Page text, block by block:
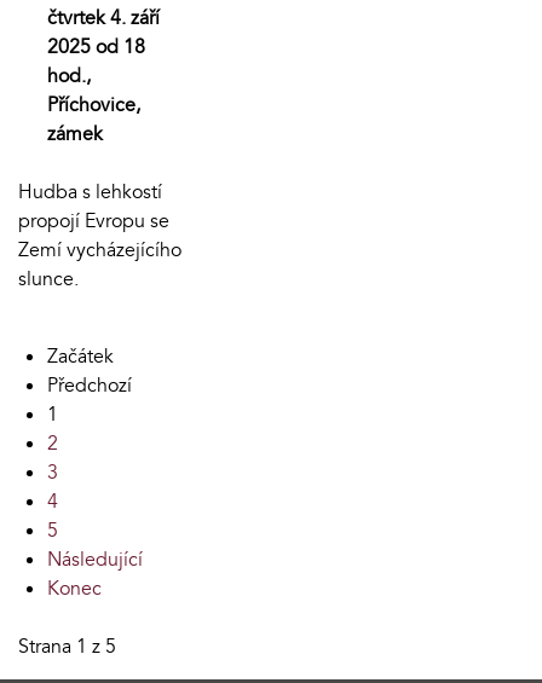
čtvrtek 4. září
2025 od 18
hod.,
Příchovice,
zámek
Hudba s lehkostí
propojí Evropu se
Zemí vycházejícího
slunce.
Začátek
Předchozí
1
2
3
4
5
Následující
Konec
Strana 1 z 5